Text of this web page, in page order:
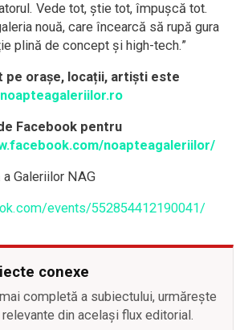
Vede tot, știe tot, împușcă tot.
nouă, care încearcă să rupă gura
plină de concept și high-tech.”
pe orașe, locații, artiști este
Facebook pentru
noapteagaleriilor/
Galeriilor NAG
events/552854412190041/
conexe
completă a subiectului, urmărește
din același flux editorial.